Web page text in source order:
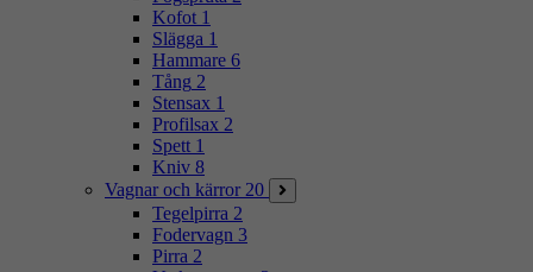
Kofot 1
Slägga 1
Hammare 6
Tång 2
Stensax 1
Profilsax 2
Spett 1
Kniv 8
Vagnar och kärror 20
Tegelpirra 2
Fodervagn 3
Pirra 2